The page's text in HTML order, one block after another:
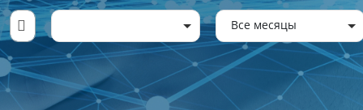
Все месяцы